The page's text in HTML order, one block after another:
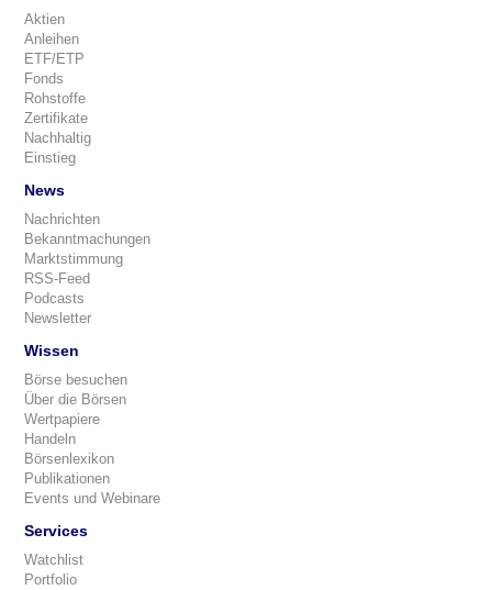
Aktien
Anleihen
ETF/ETP
Fonds
Rohstoffe
Zertifikate
Nachhaltig
Einstieg
News
Nachrichten
Bekanntmachungen
Marktstimmung
RSS-Feed
Podcasts
Newsletter
Wissen
Börse besuchen
Über die Börsen
Wertpapiere
Handeln
Börsenlexikon
Publikationen
Events und Webinare
Services
Watchlist
Portfolio